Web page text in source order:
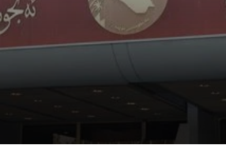
عدد من الوزراء